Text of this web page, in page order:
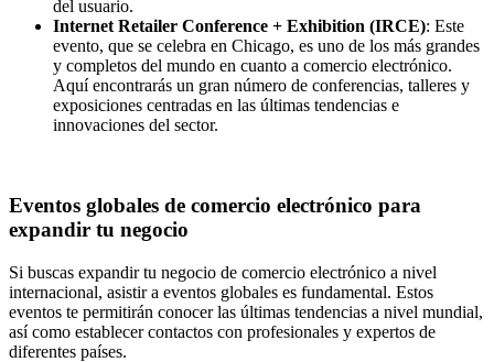
del usuario.
Internet Retailer Conference + Exhibition (IRCE): Este
evento, que se celebra en Chicago, es uno de los más grandes
y completos del mundo en cuanto a comercio electrónico.
Aquí encontrarás un gran número de conferencias, talleres y
exposiciones centradas en las últimas tendencias e
innovaciones del sector.
Eventos globales de comercio electrónico para
expandir tu negocio
Si buscas expandir tu negocio de comercio electrónico a nivel
internacional, asistir a eventos globales es fundamental. Estos
eventos te permitirán conocer las últimas tendencias a nivel mundial,
así como establecer contactos con profesionales y expertos de
diferentes países.